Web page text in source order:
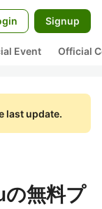
Signup
Event Official
last update.
無料プ